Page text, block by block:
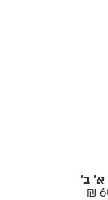
א' ב'
₪